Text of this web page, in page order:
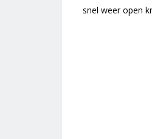
snel weer open